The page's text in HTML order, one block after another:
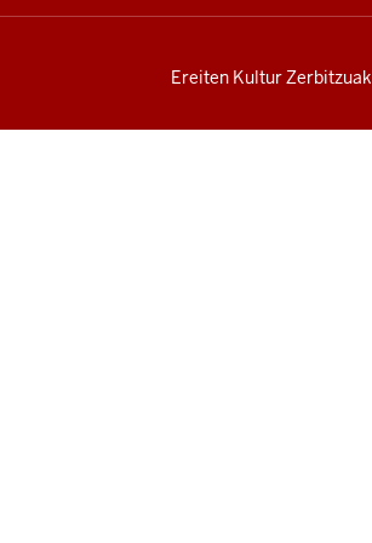
Ereiten Kultur Zerbitzuak